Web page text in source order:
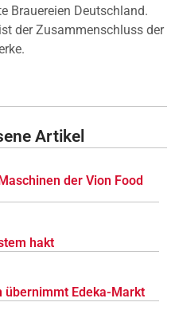
Brauereien Deutschland.
der Zusammenschluss der
Artikel
der Vion Food
hakt
übernimmt Edeka-Markt